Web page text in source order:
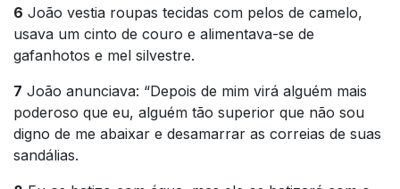
6 João vestia roupas tecidas com pelos de camelo,
usava um cinto de couro e alimentava-se de
gafanhotos e mel silvestre.
7 João anunciava: “Depois de mim virá alguém mais
poderoso que eu, alguém tão superior que não sou
digno de me abaixar e desamarrar as correias de suas
sandálias.